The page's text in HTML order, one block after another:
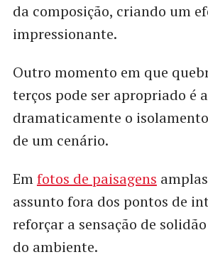
da composição, criando um
impressionante.
Outro momento em que
terços pode ser apropriado é
dramaticamente o
de um cenário.
Emfotos de paisagens
assunto fora dos pontos de
reforçar a sensação de
do ambiente.